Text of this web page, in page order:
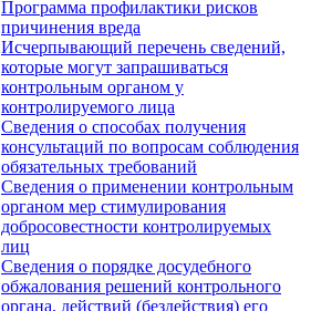
Программа профилактики рисков
причинения вреда
Исчерпывающий перечень сведений,
которые могут запрашиваться
контрольным органом у
контролируемого лица
Сведения о способах получения
консультаций по вопросам соблюдения
обязательных требований
Сведения о применении контрольным
органом мер стимулирования
добросовестности контролируемых
лиц
Сведения о порядке досудебного
обжалования решений контрольного
органа, действий (бездействия) его